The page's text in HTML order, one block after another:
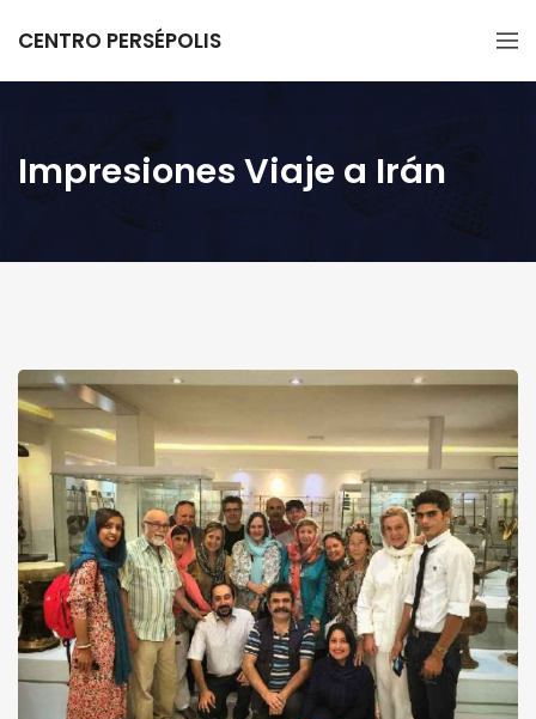
CENTRO PERSÉPOLIS
Impresiones Viaje a Irán